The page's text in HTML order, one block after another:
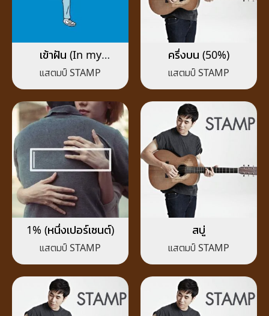
เข้าฝัน (In my
dreams)
แสตมป์ STAMP
ครึ่งบน (50%)
แสตมป์ STAMP
1% (หนึ่งเปอร์เซนต์)
แสตมป์ STAMP
สบู่
แสตมป์ STAMP